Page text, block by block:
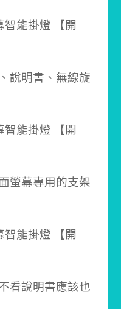
說明書、無線旋
螢幕專用的支架
看說明書應該也